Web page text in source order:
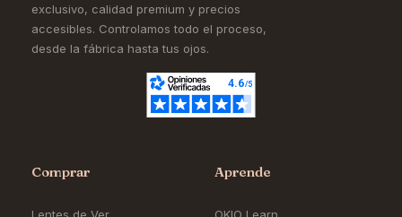
exclusivo, calidad premium y precios
accesibles. Controlamos todo el proceso,
desde la fábrica hasta tus ojos.
Comprar Aprende